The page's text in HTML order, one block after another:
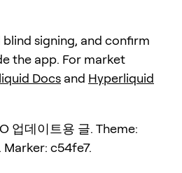
blind signing, and confirm
the app. For market
Docs and Hyperliquid
업데이트용 글. Theme:
c54fe7.